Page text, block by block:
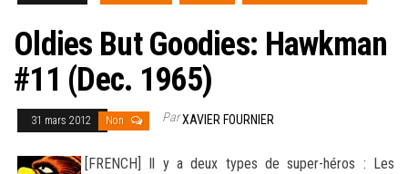
Oldies But Goodies: Hawkman
#11 (Dec. 1965)
31 mars 2012 Non ParXAVIER FOURNIER
[FRENCH] Il y a deux types de super-héros : Les